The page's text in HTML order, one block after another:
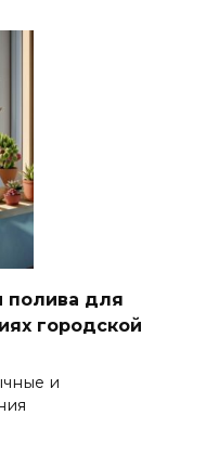
для
городской
и